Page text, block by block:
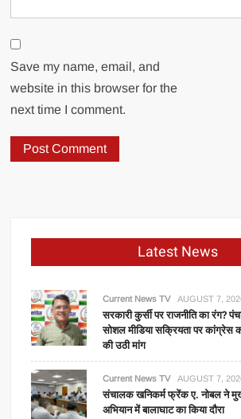
Save my name, email, and
website in this browser for the
next time I comment.
Latest News
Current News TV AUGUST 7,
सरकारी कुर्सी पर राजनीति का रंग?
सोशल मीडिया सक्रियता पर कांग्रेस
की उठी मांग
Current News TV AUGUST 7,
संचालक खनिकर्म फ्रेंक ए. नोबल ने
अभियान में बालाघाट का किया दौरा